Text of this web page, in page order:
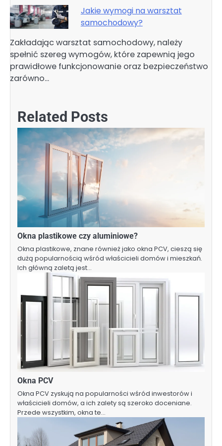
Jakie wymogi na warsztat
samochodowy?
Zakładając warsztat samochodowy, należy
spełnić szereg wymogów, które zapewnią jego
prawidłowe funkcjonowanie oraz bezpieczeństwo
zarówno…
Related Posts
Okna plastikowe czy aluminiowe?
Okna plastikowe, znane również jako okna PCV, cieszą się
dużą popularnością wśród właścicieli domów i mieszkań.
Ich główną zaletą jest…
Okna PCV
Okna PCV zyskują na popularności wśród inwestorów i
właścicieli domów, a ich zalety są szeroko doceniane.
Przede wszystkim, okna te…